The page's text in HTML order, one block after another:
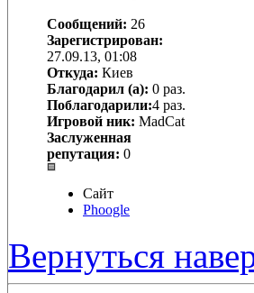
Сообщений: 26
Зарегистрирован:
27.09.13, 01:08
Откуда: Киев
Благодарил (а): 0 раз.
Поблагодарили:4 раз.
Игровой ник: MadCat
Заслуженная
репутация: 0
Сайт
Phoogle
Вернуться